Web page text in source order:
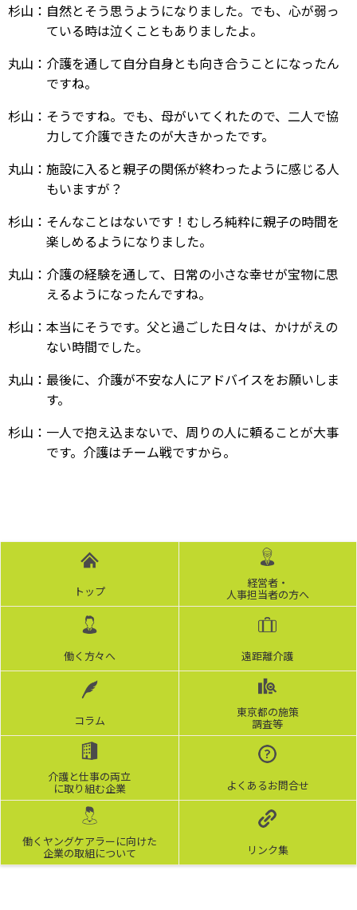
杉山：自然とそう思うようになりました。でも、心が弱っ
ている時は泣くこともありましたよ。
丸山：介護を通して自分自身とも向き合うことになったん
ですね。
杉山：そうですね。でも、母がいてくれたので、二人で協
力して介護できたのが大きかったです。
丸山：施設に入ると親子の関係が終わったように感じる人
もいますが？
杉山：そんなことはないです！むしろ純粋に親子の時間を
楽しめるようになりました。
丸山：介護の経験を通して、日常の小さな幸せが宝物に思
えるようになったんですね。
杉山：本当にそうです。父と過ごした日々は、かけがえの
ない時間でした。
丸山：最後に、介護が不安な人にアドバイスをお願いしま
す。
杉山：一人で抱え込まないで、周りの人に頼ることが大事
です。介護はチーム戦ですから。
トップ
経営者・
人事担当者の方へ
働く方々へ 遠距離介護
コラム
東京都の施策
調査等
介護と仕事の両立
に取り組む企業 よくあるお問合せ
働くヤングケアラーに向けた
企業の取組について リンク集